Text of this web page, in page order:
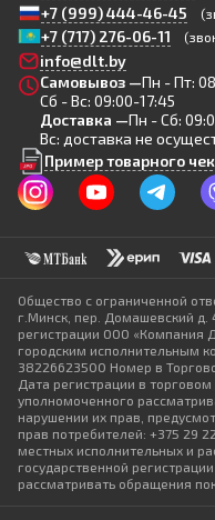
+7 (999) 444-46-45
+7 (717) 276-06-11
info@dlt.by
Самовывоз —Пн - Пт:
Сб - Вс: 09:00-17:45
Доставка —Пн - Сб:
Вс: доставка не
Пример товарного
Общество с ограниченной
г.Минск, пер. Домашевский д.
регистрации ООО «Компания
городским исполнительным
38226623500 Номер в
Дата регистрации в
уполномоченного
нарушении их прав,
прав потребителей: +375 29
местных исполнительных и
государственной
рассматривать обращения